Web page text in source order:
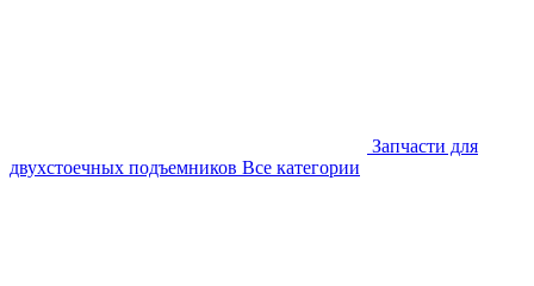
Запчасти для
двухстоечных подъемников Все категории